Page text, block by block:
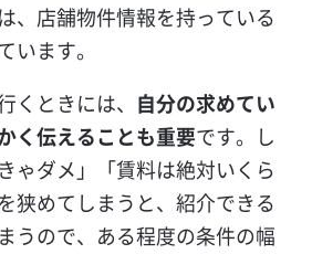
、店舗物件情報を持っている
います。
くときには、 自分の求めてい
く伝えることも重要です。し
ゃダメ」「賃料は絶対いくら
狭めてしまうと、紹介できる
うので、ある程度の条件の幅